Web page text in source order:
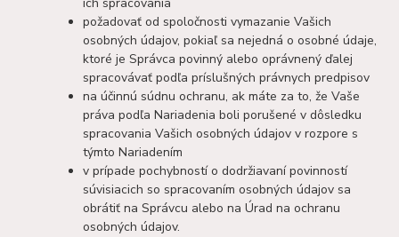
ich spracovania
požadovať od spoločnosti vymazanie Vašich
osobných údajov, pokiaľ sa nejedná o osobné údaje,
ktoré je Správca povinný alebo oprávnený ďalej
spracovávať podľa príslušných právnych predpisov
na účinnú súdnu ochranu, ak máte za to, že Vaše
práva podľa Nariadenia boli porušené v dôsledku
spracovania Vašich osobných údajov v rozpore s
týmto Nariadením
v prípade pochybností o dodržiavaní povinností
súvisiacich so spracovaním osobných údajov sa
obrátiť na Správcu alebo na Úrad na ochranu
osobných údajov.